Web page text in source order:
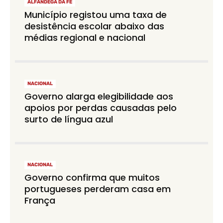
ALFÂNDEGA DA FÉ
Município registou uma taxa de
desistência escolar abaixo das
médias regional e nacional
NACIONAL
Governo alarga elegibilidade aos
apoios por perdas causadas pelo
surto de língua azul
NACIONAL
Governo confirma que muitos
portugueses perderam casa em
França